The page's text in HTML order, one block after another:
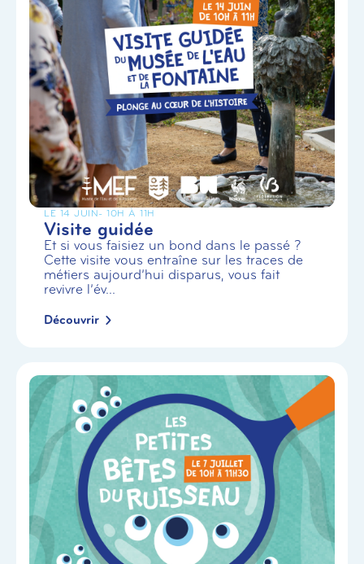
LE 14 JUIN- 10H À 11H
Visite guidée
Et si vous faisiez un bond dans le passé ?
Cette visite vous entraîne sur les traces de
métiers aujourd’hui disparus, vous fait
revivre l’év...
Découvrir